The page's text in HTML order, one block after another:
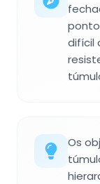
difícil
Os